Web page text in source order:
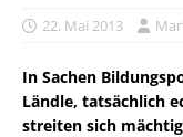
22. Mai 2013
In Sachen
Ländle, tatsächlich
streiten sich